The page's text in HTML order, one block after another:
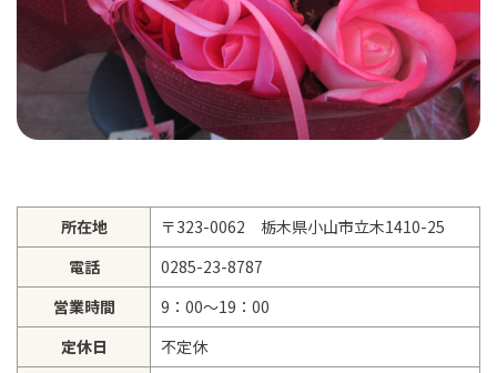
所在地
〒323-0062 栃木県小山市立木1410-25
電話
0285-23-8787
営業時間
9：00～19：00
定休日
不定休